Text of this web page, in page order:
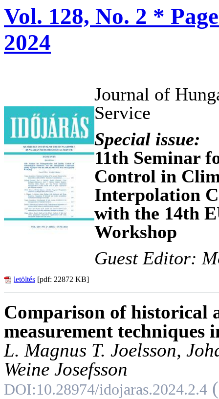
Vol. 128, No. 2 *
2024
Journal of
Service
Special issue:
11th Seminar
Control in
Interpolation
with the 14th
Workshop
Guest Editor:
letöltés [pdf: 22872 KB]
Comparison of historical
measurement techniques
L. Magnus T. Joelsson,
Weine Josefsson
DOI:10.28974/idojaras.2024.2.4